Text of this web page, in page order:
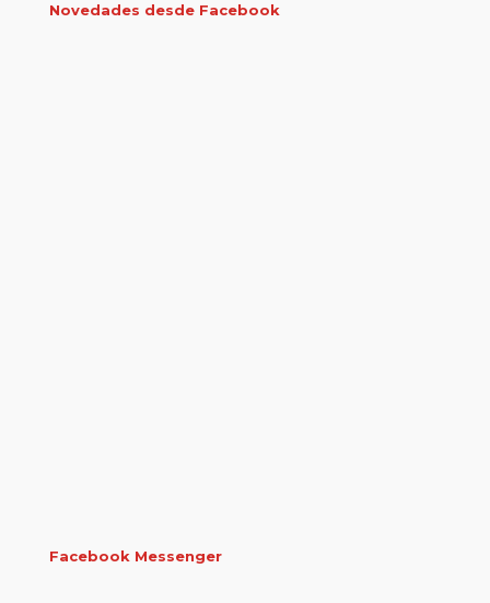
Novedades desde Facebook
Facebook Messenger